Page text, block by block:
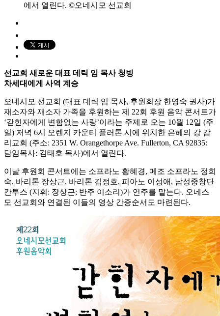
에서 열린다. ©오네시모 선교회
선교회 새로운 대표 데릭 임 목사 청빙
차세대에게 사역 계승
오네시모 선교회 (대표 데릭 임 목사, 후원회장 한영숙 권사)가
재소자와 재소자 가족을 후원하는 제 22회 후원 음악 콘서트가
‘갇힌자에게 변함없는 사랑’이라는 주제로 오는 10월 12일 (주
일) 저녁 6시 오렌지 카운티 플러톤 시에 위치한 은혜의 강 감
리교회 (주소: 2351 W. Orangethorpe Ave. Fullerton, CA 92835:
담임목사: 김태호 목사)에서 열린다.
이날 후원회 콘서트에는 소프라노 황혜경, 메조 소프라노 정희
숙, 바리톤 장상근, 바리톤 김정호, 피아노 이성애, 남성중창단
칸투스 (지휘: 장상근; 반주 이소리)가 연주를 맡는다. 오네스
모 선교회와 연결된 이들의 영상 간증순서도 마련된다.